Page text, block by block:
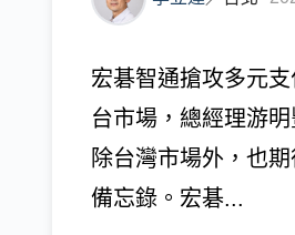
宏碁智通搶攻多元
台市場，總經理游
除台灣市場外，也
備忘錄。宏碁...